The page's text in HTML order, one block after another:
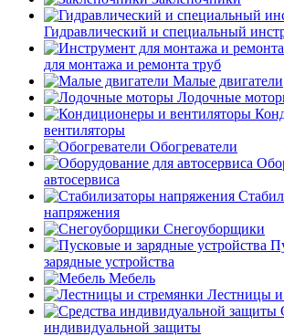
Гидравлический и специальный
для монтажа и ремонта труб
Малые двигатели
Лодочные
вентиляторы
Обогреватели
автосервиса
напряжения
Снегоуборщики
зарядные устройства
Мебель
Лестницы и
индивидуальной защиты